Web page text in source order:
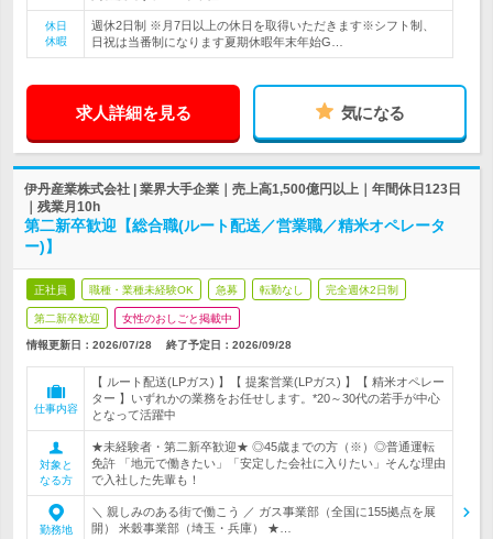
休日
休暇
週休2日制 ※月7日以上の休日を取得いただきます※シフト制、
日祝は当番制になります夏期休暇年末年始G…
求人詳細を見る 気になる
伊丹産業株式会社 | 業界大手企業｜売上高1,500億円以上｜年間休日123日
｜残業月10h
第二新卒歓迎【総合職(ルート配送／営業職／精米オペレータ
ー)】
正社員 職種・業種未経験OK 急募 転勤なし 完全週休2日制
第二新卒歓迎 女性のおしごと掲載中
情報更新日：2026/07/28 終了予定日： 2026/09/28
仕事内容
【 ルート配送(LPガス) 】【 提案営業(LPガス) 】【 精米オペレー
ター 】いずれかの業務をお任せします。*20～30代の若手が中心
となって活躍中
対象と
なる方
★未経験者・第二新卒歓迎★ ◎45歳までの方（※）◎普通運転
免許 「地元で働きたい」「安定した会社に入りたい」そんな理由
で入社した先輩も！
勤務地
＼ 親しみのある街で働こう ／ ガス事業部（全国に155拠点を展
開） 米穀事業部（埼玉・兵庫） ★…